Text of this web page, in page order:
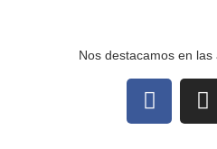
Nos destacamos en